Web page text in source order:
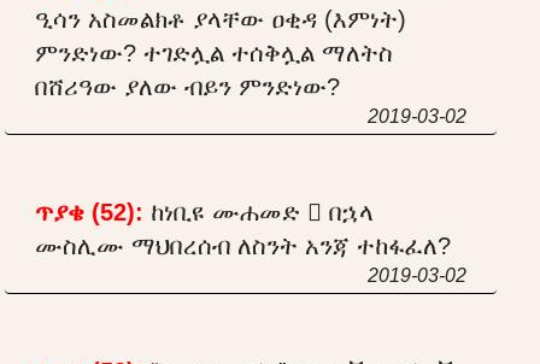
ዒሳን አስመልክቶ ያላቸው ዐቂዳ (እምነት)
ምንድነው? ተገድሏል ተሰቅሏል ማለትስ
በሸሪዓው ያለው ብይን ምንድነው?
2019-03-02
ጥያቄ (52): ከነቢዩ ሙሐመድ  በኋላ
ሙስሊሙ ማህበረሰብ ለስንት አንጃ ተከፋፈለ?
2019-03-02